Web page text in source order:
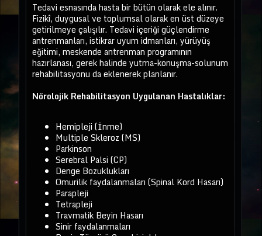
Tedavi esnasında hasta bir bütün olarak ele alınır.
Fizikî, duygusal ve toplumsal olarak en üst düzeye
getirilmeye çalışılır. Tedavi içeriği güçlendirme
antrenmanları, istikrar uyum idmanları, yürüyüş
eğitimi, meskende antrenman programının
hazırlanası, gerek halinde yutma-konuşma-solunum
rehabilitasyonu da eklenerek planlanır.
Nörolojik Rehabilitasyon Uygulanan Hastalıklar:
Hemipleji (İnme)
Multiple Skleroz (MS)
Parkinson
Serebral Palsi (CP)
Denge Bozuklukları
Omurilik faydalanmaları (Spinal Kord Hasarı)
Parapleji
Tetrapleji
Travmatik Beyin Hasarı
Sinir faydalanmaları